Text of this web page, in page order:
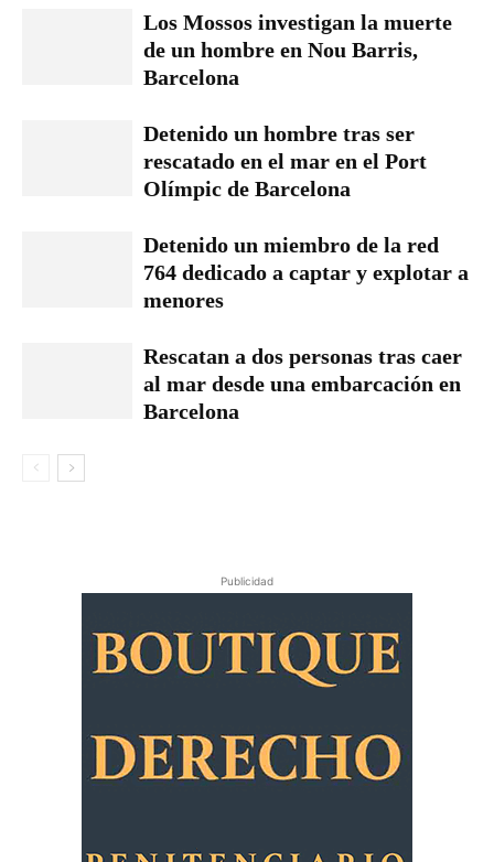
Los Mossos investigan la muerte
de un hombre en Nou Barris,
Barcelona
Detenido un hombre tras ser
rescatado en el mar en el Port
Olímpic de Barcelona
Detenido un miembro de la red
764 dedicado a captar y explotar a
menores
Rescatan a dos personas tras caer
al mar desde una embarcación en
Barcelona
Publicidad